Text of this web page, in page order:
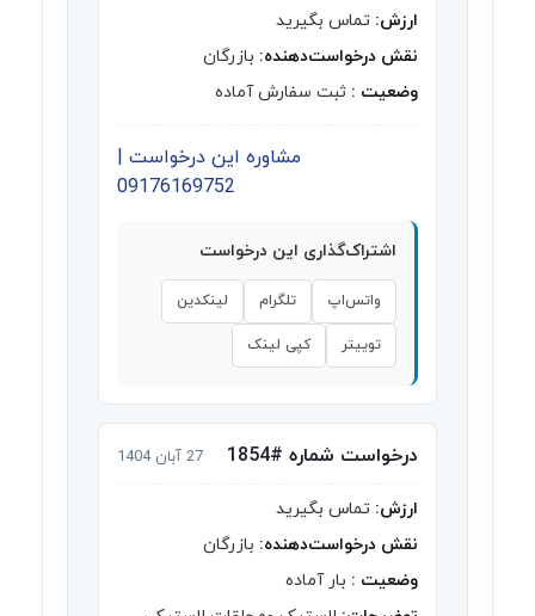
ارزش: تماس بگیرید
نقش درخواست‌دهنده: بازرگان
وضعیت : ثبت سفارش آماده
مشاوره این درخواست |
09176169752
اشتراک‌گذاری این درخواست
واتس‌اپ تلگرام لینکدین
توییتر کپی لینک
درخواست شماره #1854 27 آبان 1404
ارزش: تماس بگیرید
نقش درخواست‌دهنده: بازرگان
وضعیت : بار آماده